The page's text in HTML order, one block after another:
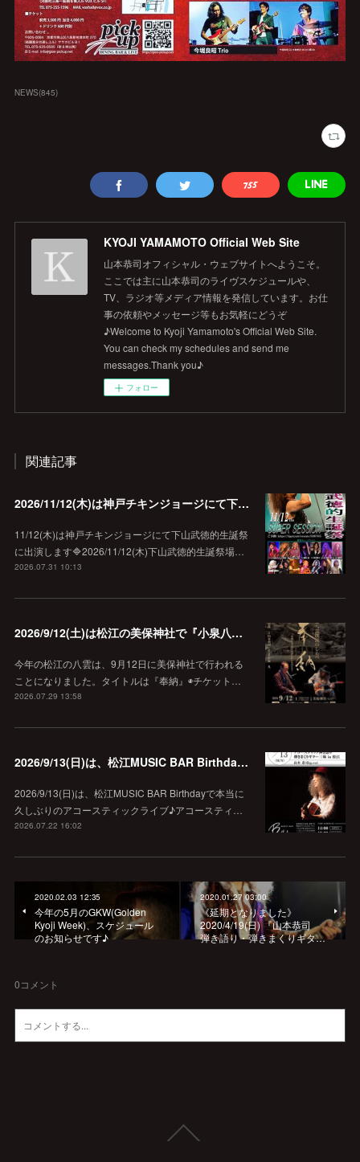
NEWS(845)
KYOJI YAMAMOTO Official Web Site
山本恭司オフィシャル・ウェブサイトへようこそ。
ここでは主に山本恭司のライヴスケジュールや、
TV、ラジオ等メディア情報を発信しています。お仕
事の依頼やメッセージ等もお気軽にどうぞ
♪Welcome to Kyoji Yamamoto's Official Web Site.
You can check my schedules and send me
messages.Thank you♪
フォロー
関連記事
2026/11/12(木)は神戸チキンジョージにて下山武徳的生誕祭に出演します♪
11/12(木)は神戸チキンジョージにて下山武徳的生誕祭
に出演します🔷2026/11/12(木)下山武徳的生誕祭場…
2026.07.31 10:13
2026/9/12(土)は松江の美保神社で『小泉八雲朗読のしらべ』
今年の松江の八雲は、9月12日に美保神社で行われる
ことになりました。タイトルは『奉納』◉チケット…
2026.07.29 13:58
2026/9/13(日)は、松江MUSIC BAR Birthdayでアコースティック弾き語り弾きまくりギター三昧♪
2026/9/13(日)は、松江MUSIC BAR Birthdayで本当に
久しぶりのアコースティックライブ♪アコースティ…
2026.07.22 16:02
2020.02.03 12:35
今年の5月のGKW(Golden
Kyoji Week)、スケジュール
のお知らせです♪
2020.01.27 03:00
《延期となりました》
2020/4/19(日) 『山本恭司
弾き語り・弾きまくりギタ…
0コメント